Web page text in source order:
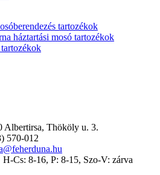
tartozékok
háztartási mosó tartozékok
Albertirsa, Thököly u. 3.
570-012
H-Cs: 8-16, P: 8-15, Szo-V: zárva